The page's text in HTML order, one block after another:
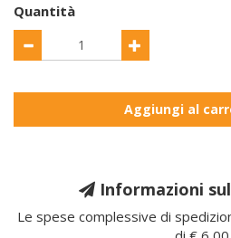
Quantità
Aggiungi al
Informazioni
Le spese complessive di